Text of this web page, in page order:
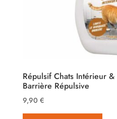
Répulsif Chats Intérieur
Barrière Répulsive
9,90 €